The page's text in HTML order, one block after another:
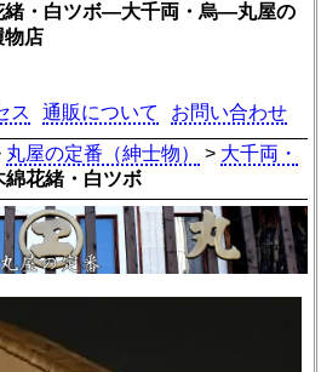
緒・白ツボ―大千両・烏―丸屋の
店
ス 通販について
お問い合わせ
丸屋の定番（紳士物） > 大千両・
綿花緒・白ツボ